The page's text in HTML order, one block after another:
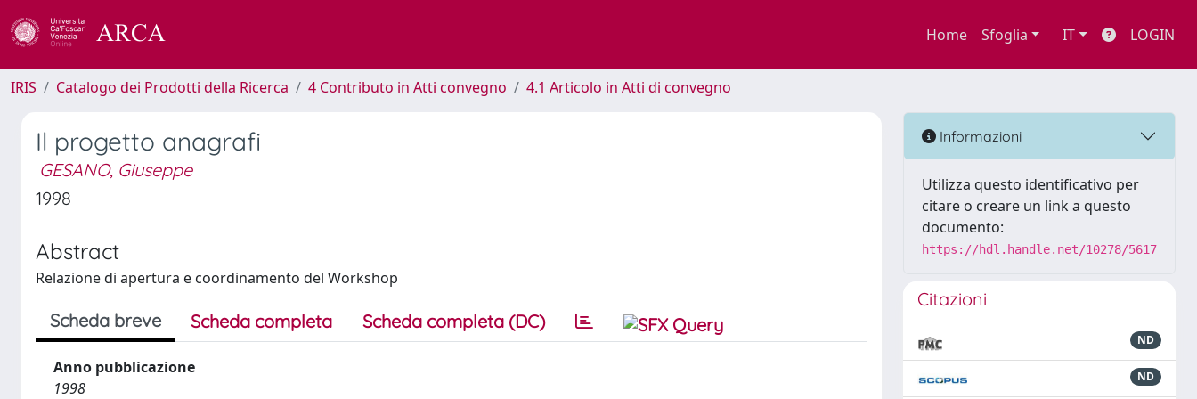
Home Sfoglia IT LOGIN
IRIS Catalogo dei Prodotti della Ricerca 4 Contributo in Atti convegno 4.1 Articolo in Atti di convegno
Il progetto anagrafi
GESANO, Giuseppe
1998
Abstract
Relazione di apertura e coordinamento del Workshop
Scheda breve Scheda completa Scheda completa (DC)
Anno pubblicazione
1998
Informazioni
Utilizza questo identificativo per
citare o creare un link a questo
documento:
https://hdl.handle.net/10278/5617
Citazioni
ND
ND